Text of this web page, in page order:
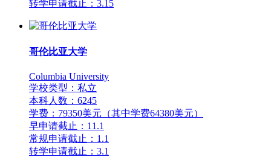
转学申请截止：3.15
哥伦比亚大学
Columbia University
学校类型：私立
本科人数：6245
学费：79350美元（其中学费64380美元）
早申请截止：11.1
常规申请截止：1.1
转学申请截止：3.1